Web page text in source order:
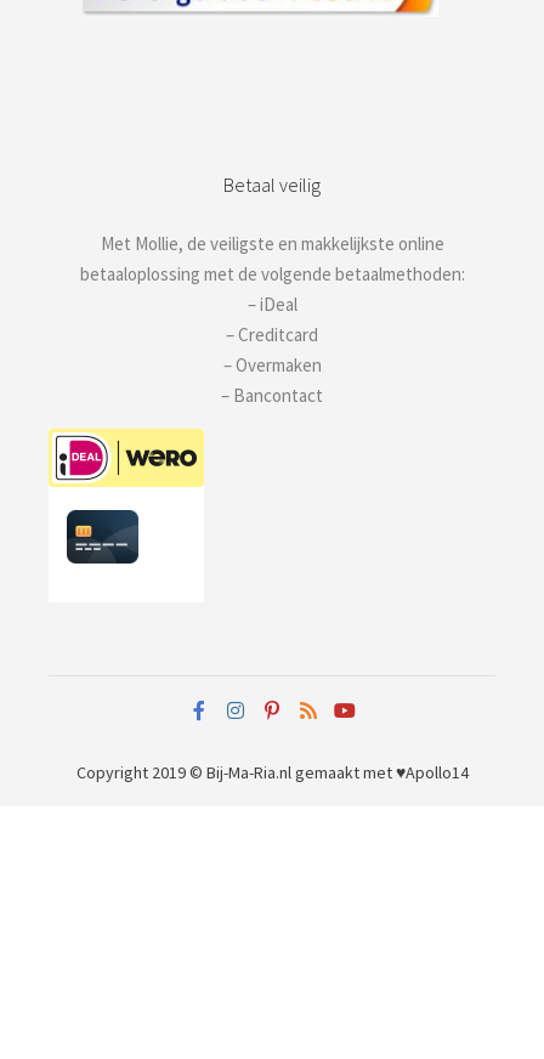
Betaal veilig
Met Mollie, de veiligste en makkelijkste online
betaaloplossing met de volgende betaalmethoden:
– iDeal
– Creditcard
– Overmaken
– Bancontact
Copyright 2019 © Bij-Ma-Ria.nlgemaakt met ♥Apollo14